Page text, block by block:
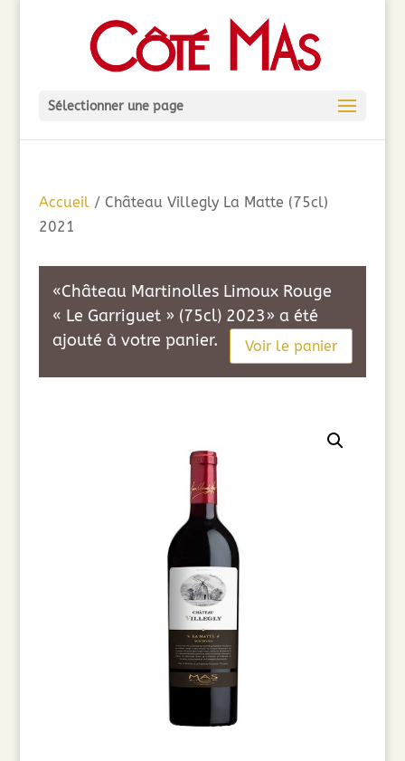
Sélectionner une page
Accueil/ Château Villegly La Matte (75cl)
2021
«Château Martinolles Limoux Rouge
« Le Garriguet » (75cl) 2023» a été
ajouté à votre panier.
Voir le panier